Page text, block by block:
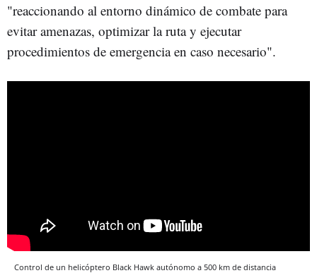
"reaccionando al entorno dinámico de combate para
evitar amenazas, optimizar la ruta y ejecutar
procedimientos de emergencia en caso necesario".
Control de un helicóptero Black Hawk autónomo a 500 km de distancia